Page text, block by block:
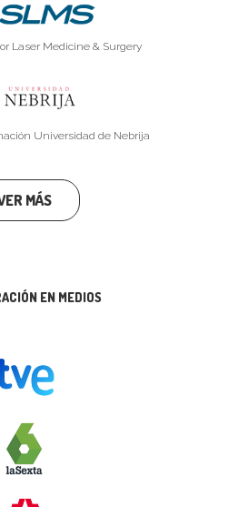
Laser Medicine & Surgery
Universidad de Nebrija
MÁS
EN MEDIOS